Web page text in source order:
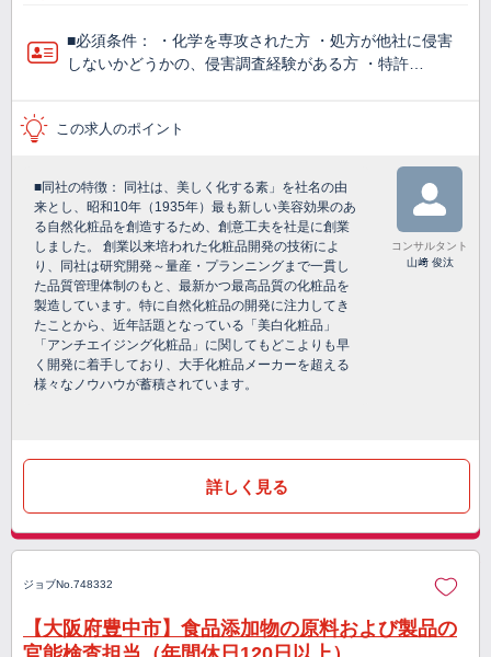
■必須条件： ・化学を専攻された方 ・処方が他社に侵害
しないかどうかの、侵害調査経験がある方 ・特許…
この求人のポイント
■同社の特徴： 同社は、美しく化する素」を社名の由
来とし、昭和10年（1935年）最も新しい美容効果のあ
る自然化粧品を創造するため、創意工夫を社是に創業
しました。 創業以来培われた化粧品開発の技術によ
り、同社は研究開発～量産・プランニングまで一貫し
た品質管理体制のもと、最新かつ最高品質の化粧品を
製造しています。特に自然化粧品の開発に注力してき
たことから、近年話題となっている「美白化粧品」
「アンチエイジング化粧品」に関してもどこよりも早
く開発に着手しており、大手化粧品メーカーを超える
様々なノウハウが蓄積されています。
コンサルタント
山﨑 俊汰
詳しく見る
ジョブNo.748332
【大阪府豊中市】食品添加物の原料および製品の